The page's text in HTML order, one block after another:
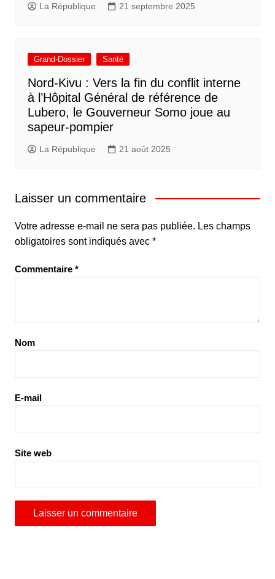
La République 21 septembre 2025
Grand-Dossier Santé
Nord-Kivu : Vers la fin du conflit interne
à l’Hôpital Général de référence de
Lubero, le Gouverneur Somo joue au
sapeur-pompier
La République 21 août 2025
Laisser un commentaire
Votre adresse e-mail ne sera pas publiée. Les champs
obligatoires sont indiqués avec *
Commentaire *
Nom
E-mail
Site web